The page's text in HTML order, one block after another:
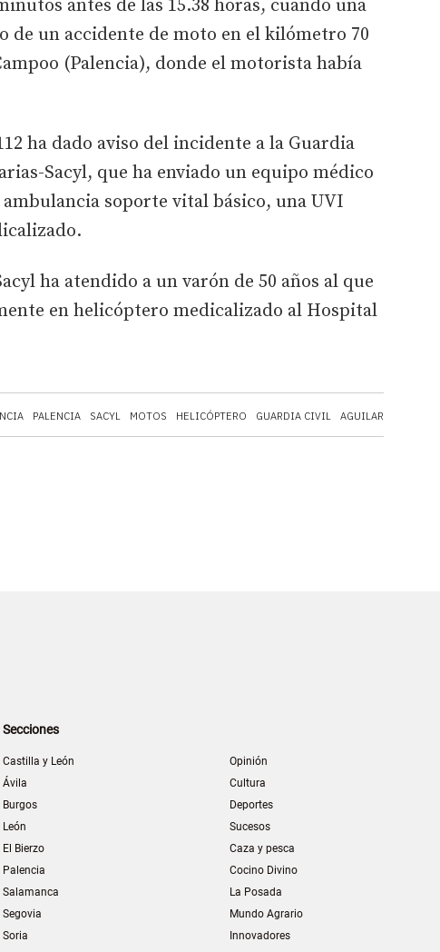
PALENCIA SACYL MOTOS HELICÓPTERO GUARDIA CIVIL AGUILAR DE CAMPOO
antes de las 15.38 horas, cuando una
de un accidente de moto en el kilómetro 70
(Palencia), donde el motorista había
ha dado aviso del incidente a la Guardia
Sacyl, que ha enviado un equipo médico
soporte vital básico, una UVI
ha atendido a un varón de 50 años al que
en helicóptero medicalizado al Hospital
Secciones
Castilla y León
Ávila
Burgos
León
El Bierzo
Palencia
Salamanca
Segovia
Soria
Opinión
Cultura
Deportes
Sucesos
Caza y pesca
Cocino Divino
La Posada
Mundo Agrario
Innovadores